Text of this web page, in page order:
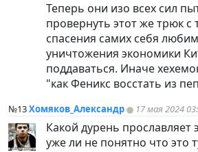
Теперь они изо всех сил
провернуть этот же трюк
спасения самих себя
уничтожения экономики
поддаваться. Иначе
"как Феникс восстать из
№13Хомяков_Александр 17 мая 2024
Какой дурень прославляет
уже ли не понятно что это